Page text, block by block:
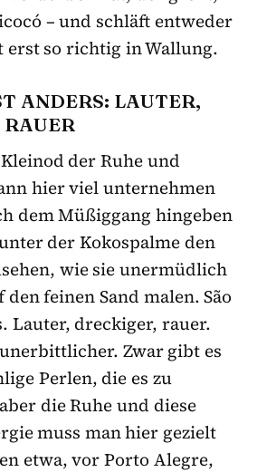
– und schläft entweder
erst so richtig in Wallung.
ANDERS: LAUTER,
der Ruhe und
hier viel unternehmen
dem Müßiggang hingeben
der Kokospalme den
wie sie unermüdlich
den feinen Sand malen. São
Lauter, dreckiger, rauer.
Zwar gibt es
Perlen, die es zu
die Ruhe und diese
muss man hier gezielt
etwa, vor Porto Alegre,